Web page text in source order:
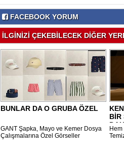
FACEBOOK YORUM
İLGİNİZİ ÇEKEBİLECEK DİĞER
BUNLAR DA O GRUBA ÖZEL
GANT Şapka, Mayo ve Kemer Dosya
Çalışmalarına Özel Görseller
BİR